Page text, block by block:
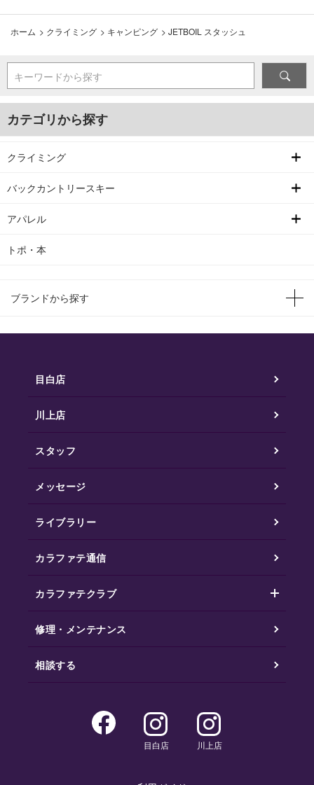
ホーム > クライミング > キャンピング > JETBOIL スタッシュ
キーワードから探す
カテゴリから探す
クライミング
バックカントリースキー
アパレル
トポ・本
ブランドから探す
目白店
川上店
スタッフ
メッセージ
ライブラリー
カラファテ通信
カラファテクラブ
修理・メンテナンス
相談する
目白店 川上店